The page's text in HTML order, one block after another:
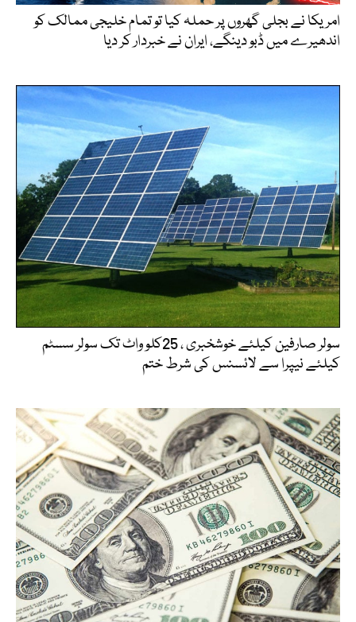
امریکا نے بجلی گھروں پر حملہ کیا تو تمام خلیجی ممالک کو
اندھیرے میں ڈبو دینگے، ایران نے خبردار کر دیا
سولر صارفین کیلئے خوشخبری ، 25کلو واٹ تک سولر سسٹم
کیلئے نیپرا سے لائسنس کی شرط ختم